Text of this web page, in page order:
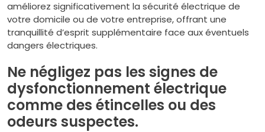
améliorez significativement la sécurité électrique de
votre domicile ou de votre entreprise, offrant une
tranquillité d’esprit supplémentaire face aux éventuels
dangers électriques.
Ne négligez pas les signes de
dysfonctionnement électrique
comme des étincelles ou des
odeurs suspectes.